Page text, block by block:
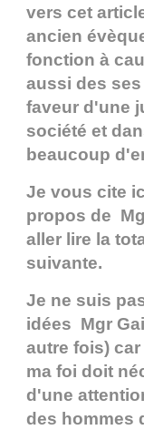
vers cet
ancien
fonction à
aussi des
faveur d'une
société et
beaucoup
Je vous cite
propos de
aller lire la
suivante.
Je ne suis
idées Mgr
autre fois)
ma foi doit
d'une
des hommes